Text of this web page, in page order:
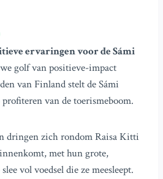
ervaringen voor de Sámi
golf van positieve-impact
van Finland stelt de Sámi
van de toerismeboom.
dringen zich rondom Raisa Kitti
met hun grote,
vol voedsel die ze meesleept.